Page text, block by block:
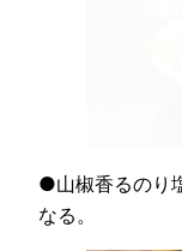
●山椒香るのり
なる。